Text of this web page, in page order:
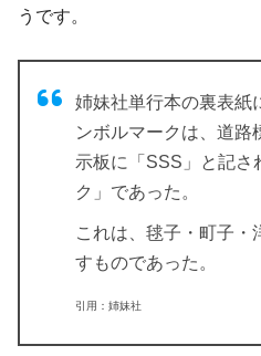
うです。
姉妹社単行本の裏表紙
ンボルマークは、道路
示板に「 SSS 」と記さ
ク 」であった。
これは、 毬子・町子・
すものであった。
引用：姉妹社